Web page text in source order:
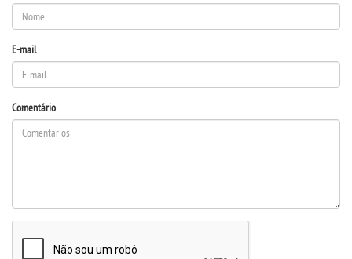
PPC
RESOLUÇÕES
RELATOS
E-mail
Comentário